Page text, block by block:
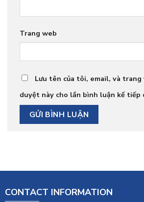
Trang web
Lưu tên của tôi, email, và
duyệt này cho lần bình luận kế tiếp
CONTACT INFORMATION